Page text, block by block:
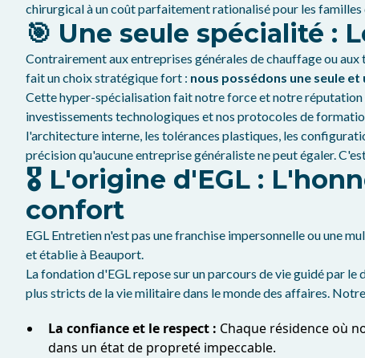
chirurgical à un coût parfaitement rationalisé pour les familles
🎯 Une seule spécialité :
Contrairement aux entreprises générales de chauffage ou
fait un choix stratégique fort : nous possédons une seule
Cette hyper-spécialisation fait notre force et notre réputation
investissements technologiques et nos protocoles de
l'architecture interne, les tolérances plastiques, les
précision qu'aucune entreprise généraliste ne peut égaler.
🎖️ L'origine d'EGL :
confort
EGL Entretien n'est pas une franchise impersonnelle ou une
et établie à Beauport.
La fondation d'EGL repose sur un parcours de vie guidé par le
plus stricts de la vie militaire dans le monde des affaires.
La confiance et le respect : Chaque résidence où
dans un état de propreté impeccable.